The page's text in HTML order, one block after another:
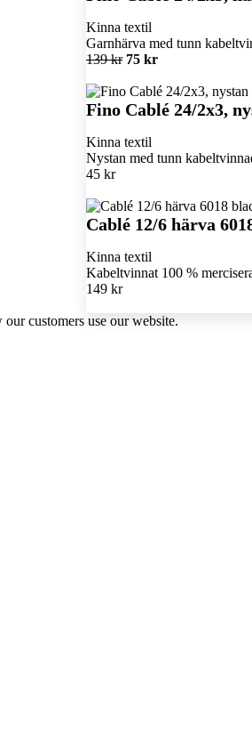
Kinna textil
Garnhärva med tunn
139 kr 75 kr
Fino Cablé 24/2x3,
Kinna textil
Nystan med tunn
45 kr
Cablé 12/6 härva
Kinna textil
Kabeltvinnat 100 %
149 kr
customers use our website.